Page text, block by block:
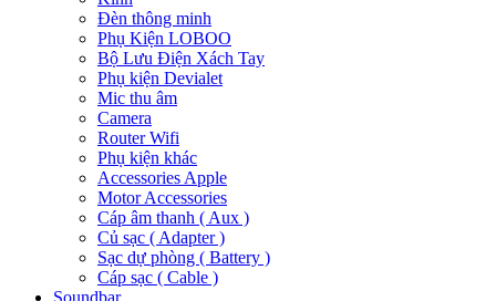
Đèn thông minh
Phụ Kiện LOBOO
Bộ Lưu Điện Xách Tay
Phụ kiện Devialet
Mic thu âm
Camera
Router Wifi
Phụ kiện khác
Accessories Apple
Motor Accessories
Cáp âm thanh ( Aux )
Củ sạc ( Adapter )
Sạc dự phòng ( Battery )
Cáp sạc ( Cable )
Soundbar